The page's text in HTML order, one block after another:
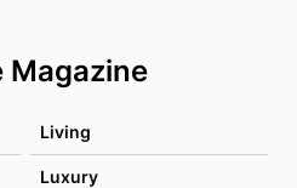
Magazine
Living
Luxury